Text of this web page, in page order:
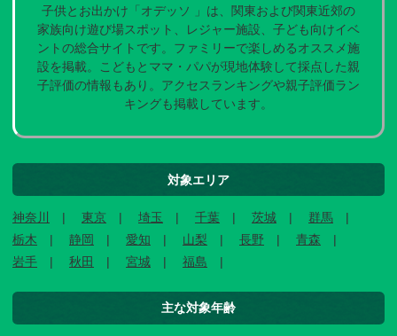
子供とお出かけ「オデッソ 」は、関東および関東近郊の
家族向け遊び場スポット、レジャー施設、子ども向けイベ
ントの総合サイトです。ファミリーで楽しめるオススメ施
設を掲載。こどもとママ・パパが現地体験して採点した親
子評価の情報もあり。アクセスランキングや親子評価ラン
キングも掲載しています。
対象エリア
神奈川 東京 埼玉 千葉 茨城
群馬
栃木
静岡 愛知 山梨 長野
青森
岩手
秋田 宮城 福島
主な対象年齢